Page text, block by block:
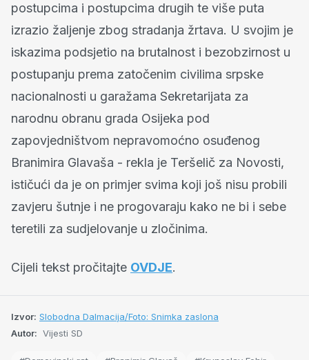
postupcima i postupcima drugih te više puta
izrazio žaljenje zbog stradanja žrtava. U svojim je
iskazima podsjetio na brutalnost i bezobzirnost u
postupanju prema zatočenim civilima srpske
nacionalnosti u garažama Sekretarijata za
narodnu obranu grada Osijeka pod
zapovjedništvom nepravomoćno osuđenog
Branimira Glavaša - rekla je Teršelič za Novosti,
ističući da je on primjer svima koji još nisu probili
zavjeru šutnje i ne progovaraju kako ne bi i sebe
teretili za sudjelovanje u zločinima.
Cijeli tekst pročitajte OVDJE.
Izvor: Slobodna Dalmacija/Foto: Snimka zaslona
Autor: Vijesti SD